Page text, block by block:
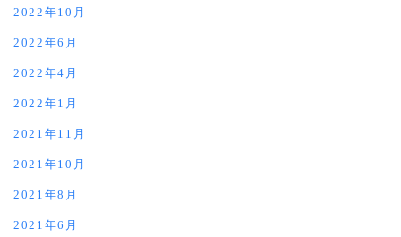
2022年10月
2022年6月
2022年4月
2022年1月
2021年11月
2021年10月
2021年8月
2021年6月